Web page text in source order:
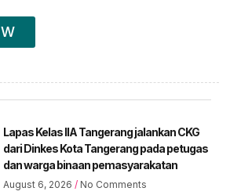
Lapas Kelas IIA Tangerang jalankan CKG
dari Dinkes Kota Tangerang pada petugas
dan warga binaan pemasyarakatan
August 6, 2026 No Comments